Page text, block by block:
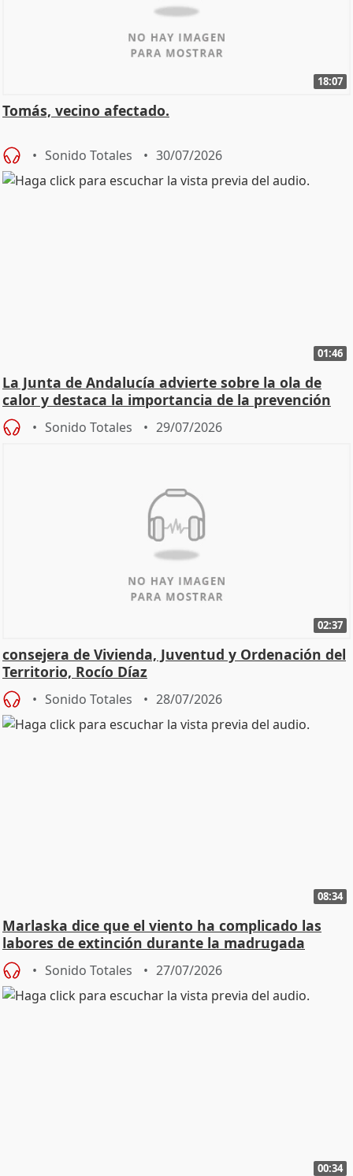
18:07
Tomás, vecino afectado.
Sonido Totales 30/07/2026
01:46
La Junta de Andalucía advierte sobre la ola de
calor y destaca la importancia de la prevención
Sonido Totales 29/07/2026
02:37
consejera de Vivienda, Juventud y Ordenación del
Territorio, Rocío Díaz
Sonido Totales 28/07/2026
08:34
Marlaska dice que el viento ha complicado las
labores de extinción durante la madrugada
Sonido Totales 27/07/2026
00:34